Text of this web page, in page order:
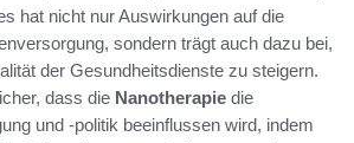
hat nicht nur Auswirkungen auf die
sondern trägt auch dazu bei,
der Gesundheitsdienste zu steigern.
dass die Nanotherapie die
und -politik beeinflussen wird, indem